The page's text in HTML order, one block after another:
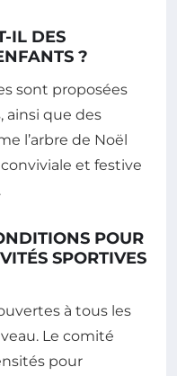
IL DES
?
sont proposées
ainsi que des
l’arbre de Noël
et festive
POUR
SPORTIVES
à tous les
Le comité
pour